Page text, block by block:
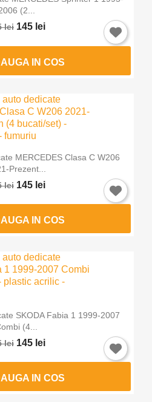
(2...
lei 145 lei
IN COS
MERCEDES Clasa C W206
Prezent...
lei 145 lei
IN COS
SKODA Fabia 1 1999-2007
(4...
lei 145 lei
IN COS
Intra in cont